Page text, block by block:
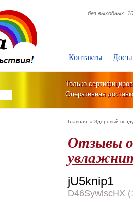
Контакты
без выходных.
Только
Оперативная
Главная » Здоровый
Отзывы
jU5knip1
D46SywlscHX